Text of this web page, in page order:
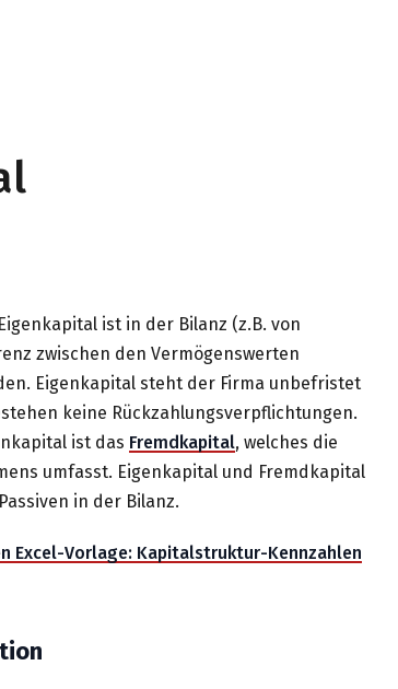
ist in der Bilanz (z.B. von
zwischen den Vermögenswerten
Eigenkapital steht der Firma unbefristet
keine Rückzahlungsverpflichtungen.
ist das Fremdkapital, welches die
umfasst. Eigenkapital und Fremdkapital
in der Bilanz.
Excel-Vorlage: Kapitalstruktur-Kennzahlen